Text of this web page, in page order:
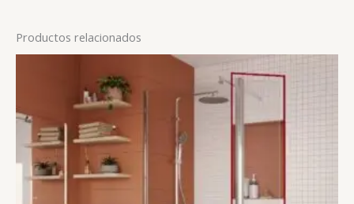
Productos relacionados